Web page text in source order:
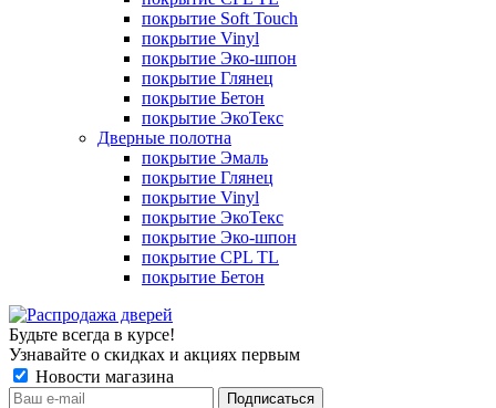
покрытие Soft Touch
покрытие Vinyl
покрытие Эко-шпон
покрытие Глянец
покрытие Бетон
покрытие ЭкоТекс
Дверные полотна
покрытие Эмаль
покрытие Глянец
покрытие Vinyl
покрытие ЭкоТекс
покрытие Эко-шпон
покрытие CPL TL
покрытие Бетон
Будьте всегда в курсе!
Узнавайте о скидках и акциях первым
Новости магазина